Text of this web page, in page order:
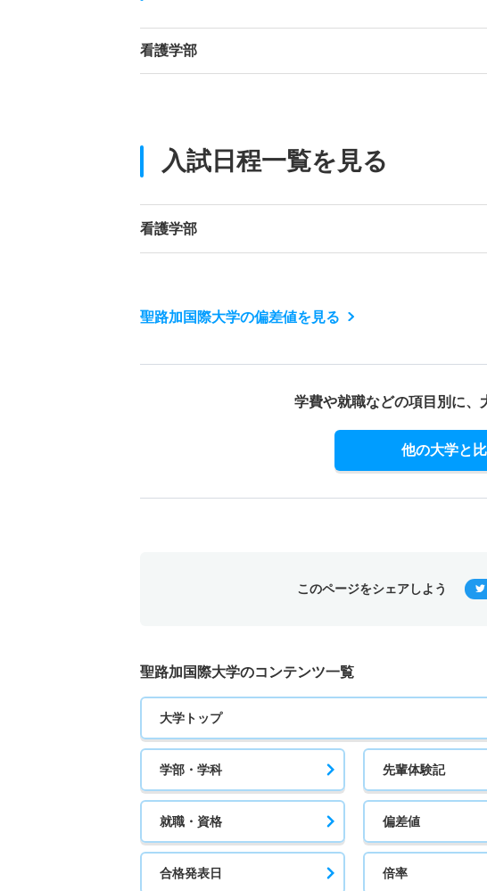
看護学部
入試日程一覧を見る
看護学部
聖路加国際大学の偏差値を見る
学費や就職などの項目別に、
他の大学と
このページをシェアしよう
聖路加国際大学のコンテンツ一覧
大学トップ
学部・学科 先輩体験記
就職・資格 偏差値
合格発表日 倍率